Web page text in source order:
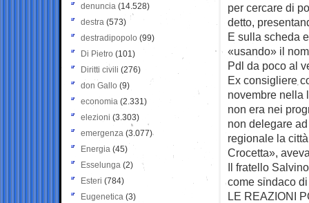
per cercare di
detto,
E sulla scheda
«usando» il
Pdl da poco al
Ex consigliere
novembre nella
non era nei
non delegare
regionale la
Crocetta»,
Il fratello
come sindaco
LE REAZIONI
denuncia (14.528)
destra (573)
destradipopolo (99)
Di Pietro (101)
Diritti civili (276)
don Gallo (9)
economia (2.331)
elezioni (3.303)
emergenza (3.077)
Energia (45)
Esselunga (2)
Esteri (784)
Eugenetica (3)